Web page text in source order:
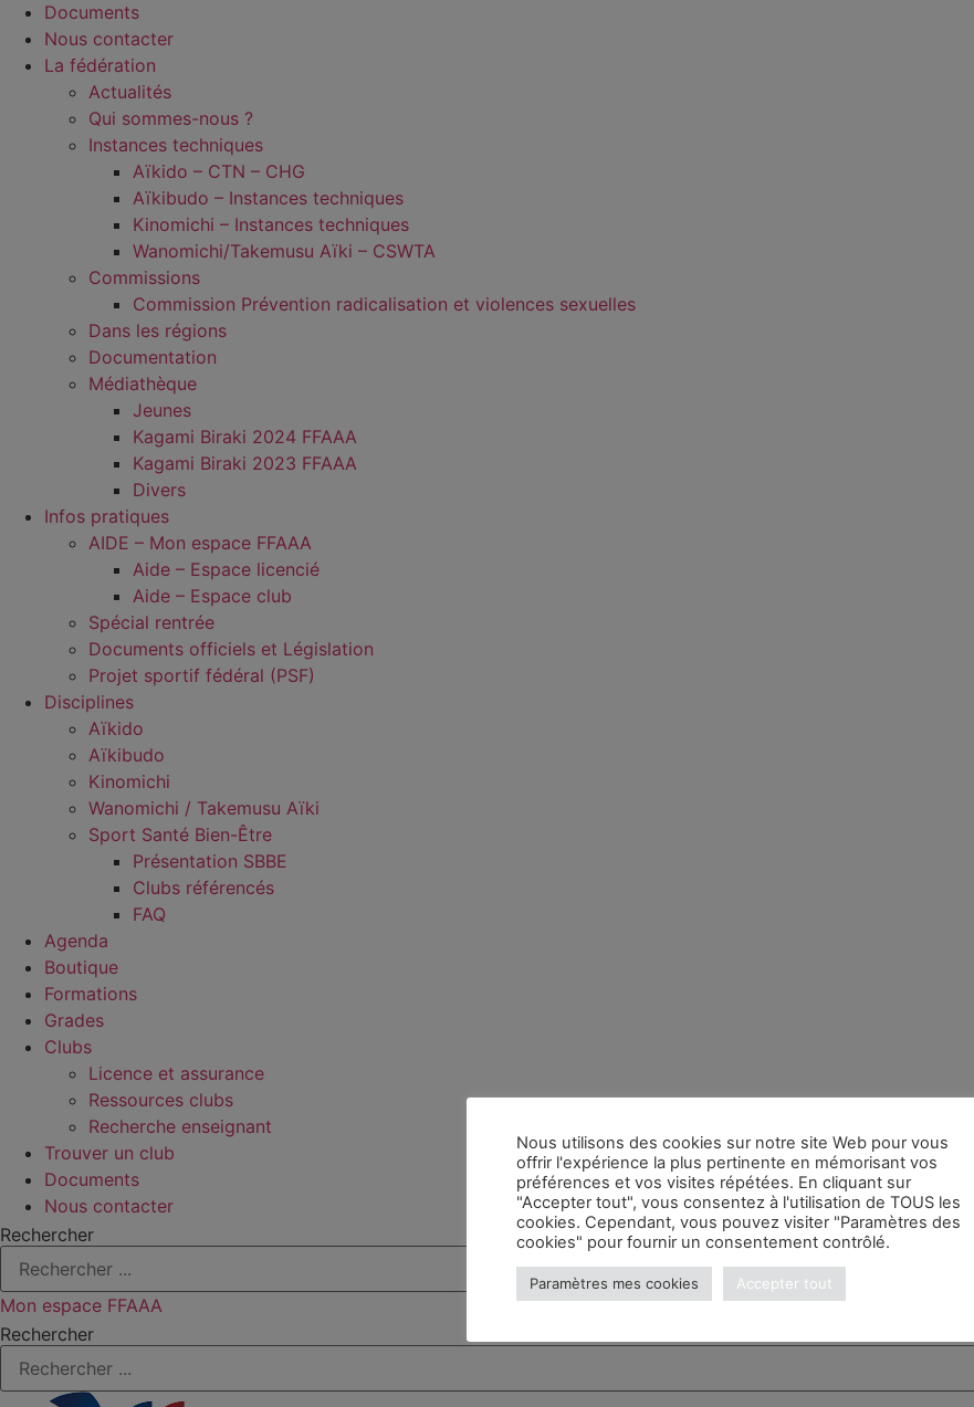
Documents
Nous contacter
La fédération
Actualités
Qui sommes-nous ?
Instances techniques
Aïkido – CTN – CHG
Aïkibudo – Instances techniques
Kinomichi – Instances techniques
Wanomichi/Takemusu Aïki – CSWTA
Commissions
Commission Prévention radicalisation et violences sexuelles
Dans les régions
Documentation
Médiathèque
Jeunes
Kagami Biraki 2024 FFAAA
Kagami Biraki 2023 FFAAA
Divers
Infos pratiques
AIDE – Mon espace FFAAA
Aide – Espace licencié
Aide – Espace club
Spécial rentrée
Documents officiels et Législation
Projet sportif fédéral (PSF)
Disciplines
Aïkido
Aïkibudo
Kinomichi
Wanomichi / Takemusu Aïki
Sport Santé Bien-Être
Présentation SBBE
Clubs référencés
FAQ
Agenda
Boutique
Formations
Grades
Clubs
Licence et assurance
Ressources clubs
Recherche enseignant
Trouver un club
Documents
Nous contacter
Rechercher
Mon espace FFAAA
Rechercher
Nous utilisons des cookies sur notre site Web pour vous
offrir l'expérience la plus pertinente en mémorisant vos
préférences et vos visites répétées. En cliquant sur
"Accepter tout", vous consentez à l'utilisation de TOUS les
cookies. Cependant, vous pouvez visiter "Paramètres des
cookies" pour fournir un consentement contrôlé.
Paramètres mes cookies Accepter tout